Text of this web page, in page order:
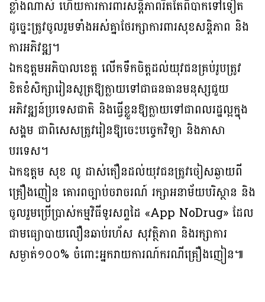
ខ្លាំងណាស់ ហើយការការពារសន្តិភាពរឹតតែពិបាកទៅទៀត
ដូច្នេះត្រូវចូលរួមទាំងអស់គ្នាថែរក្សាការពារសុខសន្តិភាព និង
ការអភិវឌ្ឍ។
ឯកឧត្តមអភិបាលខេត្ត លើកទឹកចិត្តដល់យុវជនគ្រប់រូបត្រូវ
ខិតខំសិក្សារៀនសូត្រឱ្យក្លាយទៅជាធនធានមនុស្សជួយ
អភិវឌ្ឍន៍ប្រទេសជាតិ និងធ្វើខ្លួនឱ្យក្លាយទៅជាពលរដ្ឋល្អក្នុង
សង្គម ជាពិសេសត្រូវរៀនឱ្យចេះបច្ចេកវិទ្យា និងភាសា
បរទេស។
ឯកឧត្តម សុខ លូ ដាស់តឿនដល់យុវជនត្រូវចៀសឆ្ងាយពី
គ្រឿងញៀន គោរពច្បាប់ចរាចរណ៍ រក្សាអនាម័យបរិស្ថាន និង
ចូលរួមប្រើប្រាស់កម្មវិធីទូរសព្ទដៃ «App NoDrug» ដែល
ជាមធ្យោបាយលឿនឆាប់រហ័ស សុវត្ថិភាព និងរក្សាការ
សម្ងាត់១០០% ចំពោះអ្នករាយការណ៍ករណីគ្រឿងញៀន៕